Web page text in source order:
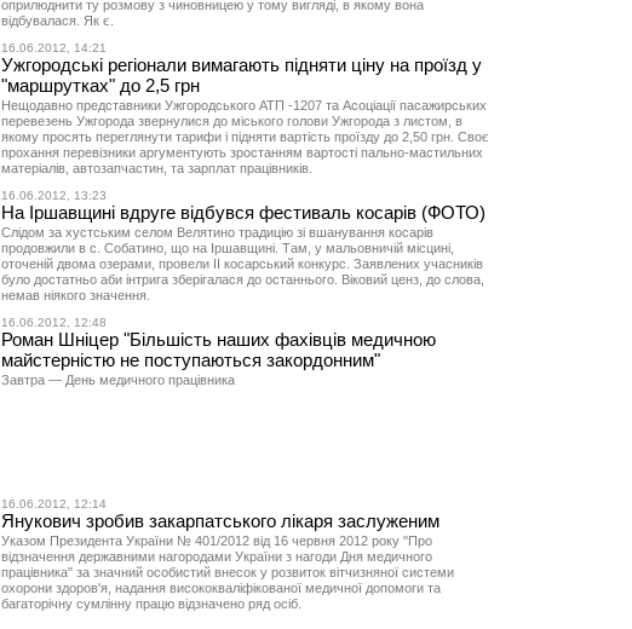
оприлюднити ту розмову з чиновницею у тому вигляді, в якому вона
відбувалася. Як є.
16.06.2012, 14:21
Ужгородські регіонали вимагають підняти ціну на проїзд у
"маршрутках" до 2,5 грн
Нещодавно представники Ужгородського АТП -1207 та Асоціації пасажирських
перевезень Ужгорода звернулися до міського голови Ужгорода з листом, в
якому просять переглянути тарифи і підняти вартість проїзду до 2,50 грн. Своє
прохання перевізники аргументують зростанням вартості пально-мастильних
матеріалів, автозапчастин, та зарплат працівників.
16.06.2012, 13:23
На Іршавщині вдруге відбувся фестиваль косарів (ФОТО)
Слідом за хустським селом Велятино традицію зі вшанування косарів
продовжили в с. Собатино, що на Іршавщині. Там, у мальовничій місцині,
оточеній двома озерами, провели ІІ косарський конкурс. Заявлених учасників
було достатньо аби інтрига зберігалася до останнього. Віковий ценз, до слова,
немав ніякого значення.
16.06.2012, 12:48
Роман Шніцер "Більшість наших фахівців медичною
майстерністю не поступаються закордонним"
Завтра — День медичного працівника
16.06.2012, 12:14
Янукович зробив закарпатського лікаря заслуженим
Указом Президента України № 401/2012 від 16 червня 2012 року "Про
відзначення державними нагородами України з нагоди Дня медичного
працівника" за значний особистий внесок у розвиток вітчизняної системи
охорони здоров'я, надання висококваліфікованої медичної допомоги та
багаторічну сумлінну працю відзначено ряд осіб.